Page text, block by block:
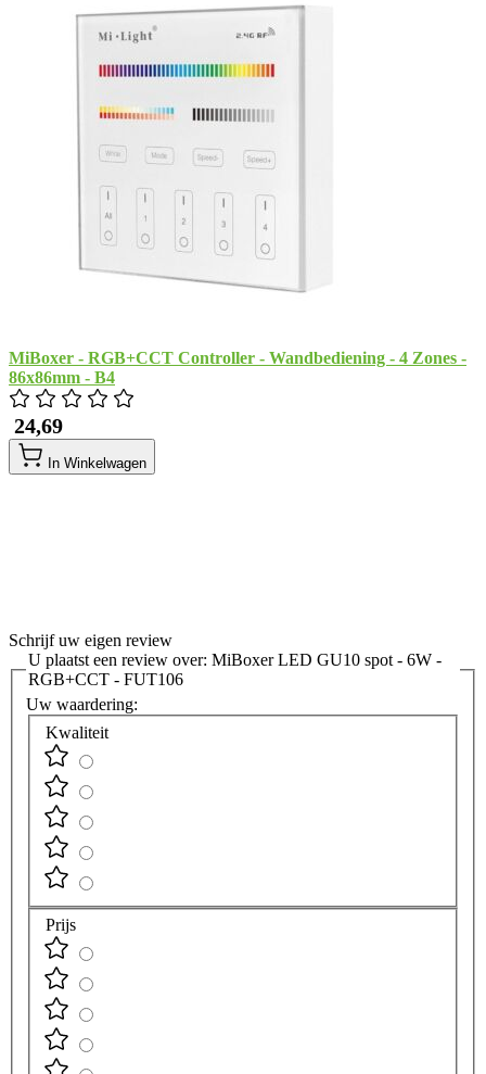
MiBoxer - RGB+CCT Controller - Wandbediening - 4 Zones -
86x86mm - B4
​ 24,69
In Winkelwagen
Schrijf uw eigen review
U plaatst een review over: MiBoxer LED GU10 spot - 6W -
RGB+CCT - FUT106
Uw waardering:
Kwaliteit
Prijs